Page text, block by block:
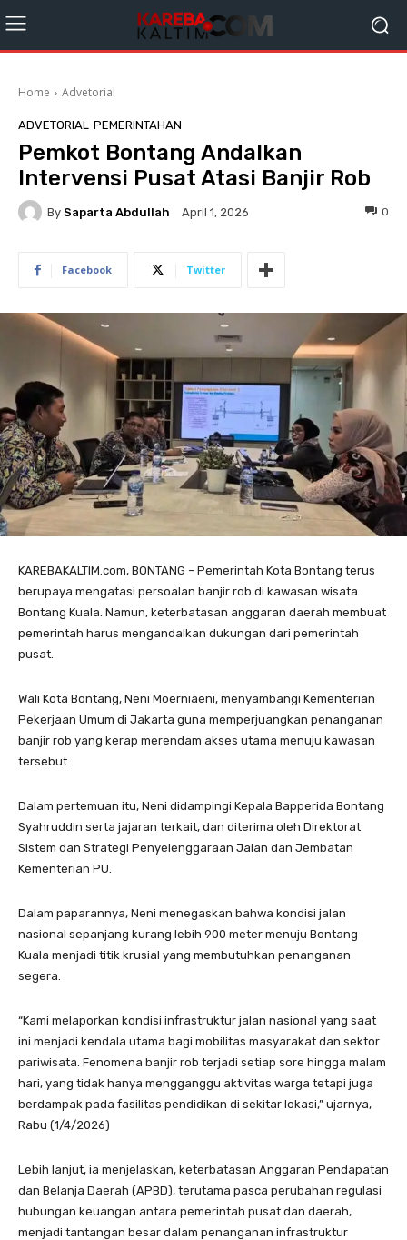
Home Advetorial
ADVETORIAL PEMERINTAHAN
Pemkot Bontang Andalkan
Intervensi Pusat Atasi Banjir Rob
By Saparta Abdullah April 1, 2026 0
Facebook Twitter
KAREBAKALTIM.com, BONTANG – Pemerintah Kota Bontang terus
berupaya mengatasi persoalan banjir rob di kawasan wisata
Bontang Kuala. Namun, keterbatasan anggaran daerah membuat
pemerintah harus mengandalkan dukungan dari pemerintah
pusat.
Wali Kota Bontang, Neni Moerniaeni, menyambangi Kementerian
Pekerjaan Umum di Jakarta guna memperjuangkan penanganan
banjir rob yang kerap merendam akses utama menuju kawasan
tersebut.
Dalam pertemuan itu, Neni didampingi Kepala Bapperida Bontang
Syahruddin serta jajaran terkait, dan diterima oleh Direktorat
Sistem dan Strategi Penyelenggaraan Jalan dan Jembatan
Kementerian PU.
Dalam paparannya, Neni menegaskan bahwa kondisi jalan
nasional sepanjang kurang lebih 900 meter menuju Bontang
Kuala menjadi titik krusial yang membutuhkan penanganan
segera.
“Kami melaporkan kondisi infrastruktur jalan nasional yang saat
ini menjadi kendala utama bagi mobilitas masyarakat dan sektor
pariwisata. Fenomena banjir rob terjadi setiap sore hingga malam
hari, yang tidak hanya mengganggu aktivitas warga tetapi juga
berdampak pada fasilitas pendidikan di sekitar lokasi,” ujarnya,
Rabu (1/4/2026)
Lebih lanjut, ia menjelaskan, keterbatasan Anggaran Pendapatan
dan Belanja Daerah (APBD), terutama pasca perubahan regulasi
hubungan keuangan antara pemerintah pusat dan daerah,
menjadi tantangan besar dalam penanganan infrastruktur